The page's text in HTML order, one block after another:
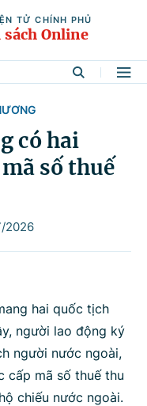
TỬ CHÍNH PHỦ
Online
có hai
số thuế
2026
hai quốc tịch
người lao động ký
người nước ngoài,
cấp mã số thuế thu
chiếu nước ngoài.